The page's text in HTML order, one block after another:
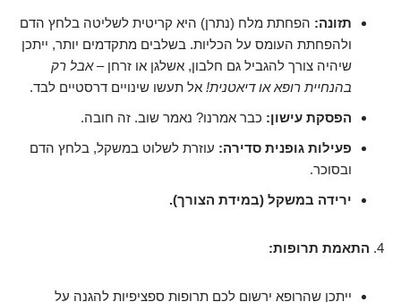
תזונה: הפחתת מלח (נתרן) היא קריטית לשליטה בלחץ הדם
ולהפחתת העומס על הכליות. בשלבים מתקדמים יותר, ייתכן
שיהיה צורך להגביל גם חלבון, אשלגן או זרחן –אבל רק
בהנחיית רופא או דיאטנית! אל תעשו שינויים דרסטיים לבד.
הפסקת עישון: כבר אמרנו? נאמר שוב. זה חובה.
פעילות גופנית סדירה: עוזרת לשלוט במשקל, בלחץ הדם
ובסוכר.
ירידה במשקל (במידת הצורך).
התאמת תרופות:
ייתכן שהרופא ירשום לכם תרופות ספציפיות להגנה על